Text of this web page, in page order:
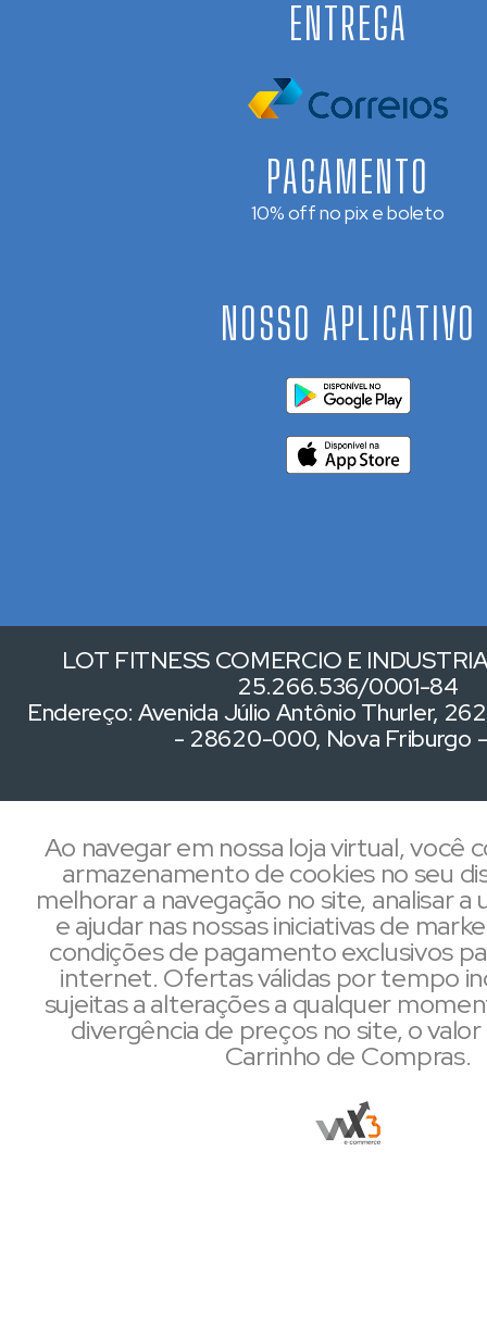
PAGAMENTO
10% off no pix e boleto
ENTREGA
NOSSO APLICATIVO
LOT FITNESS COMERCIO E
25.266.536/0001-84
Endereço: Avenida Júlio Antônio Thurler,
- 28620-000, Nova Friburgo
Ao navegar em nossa loja virtual, você
armazenamento de cookies no seu
melhorar a navegação no site, analisar a
e ajudar nas nossas iniciativas de
condições de pagamento exclusivos
internet. Ofertas válidas por tempo
sujeitas a alterações a qualquer
divergência de preços no site, o
Carrinho de Compras.